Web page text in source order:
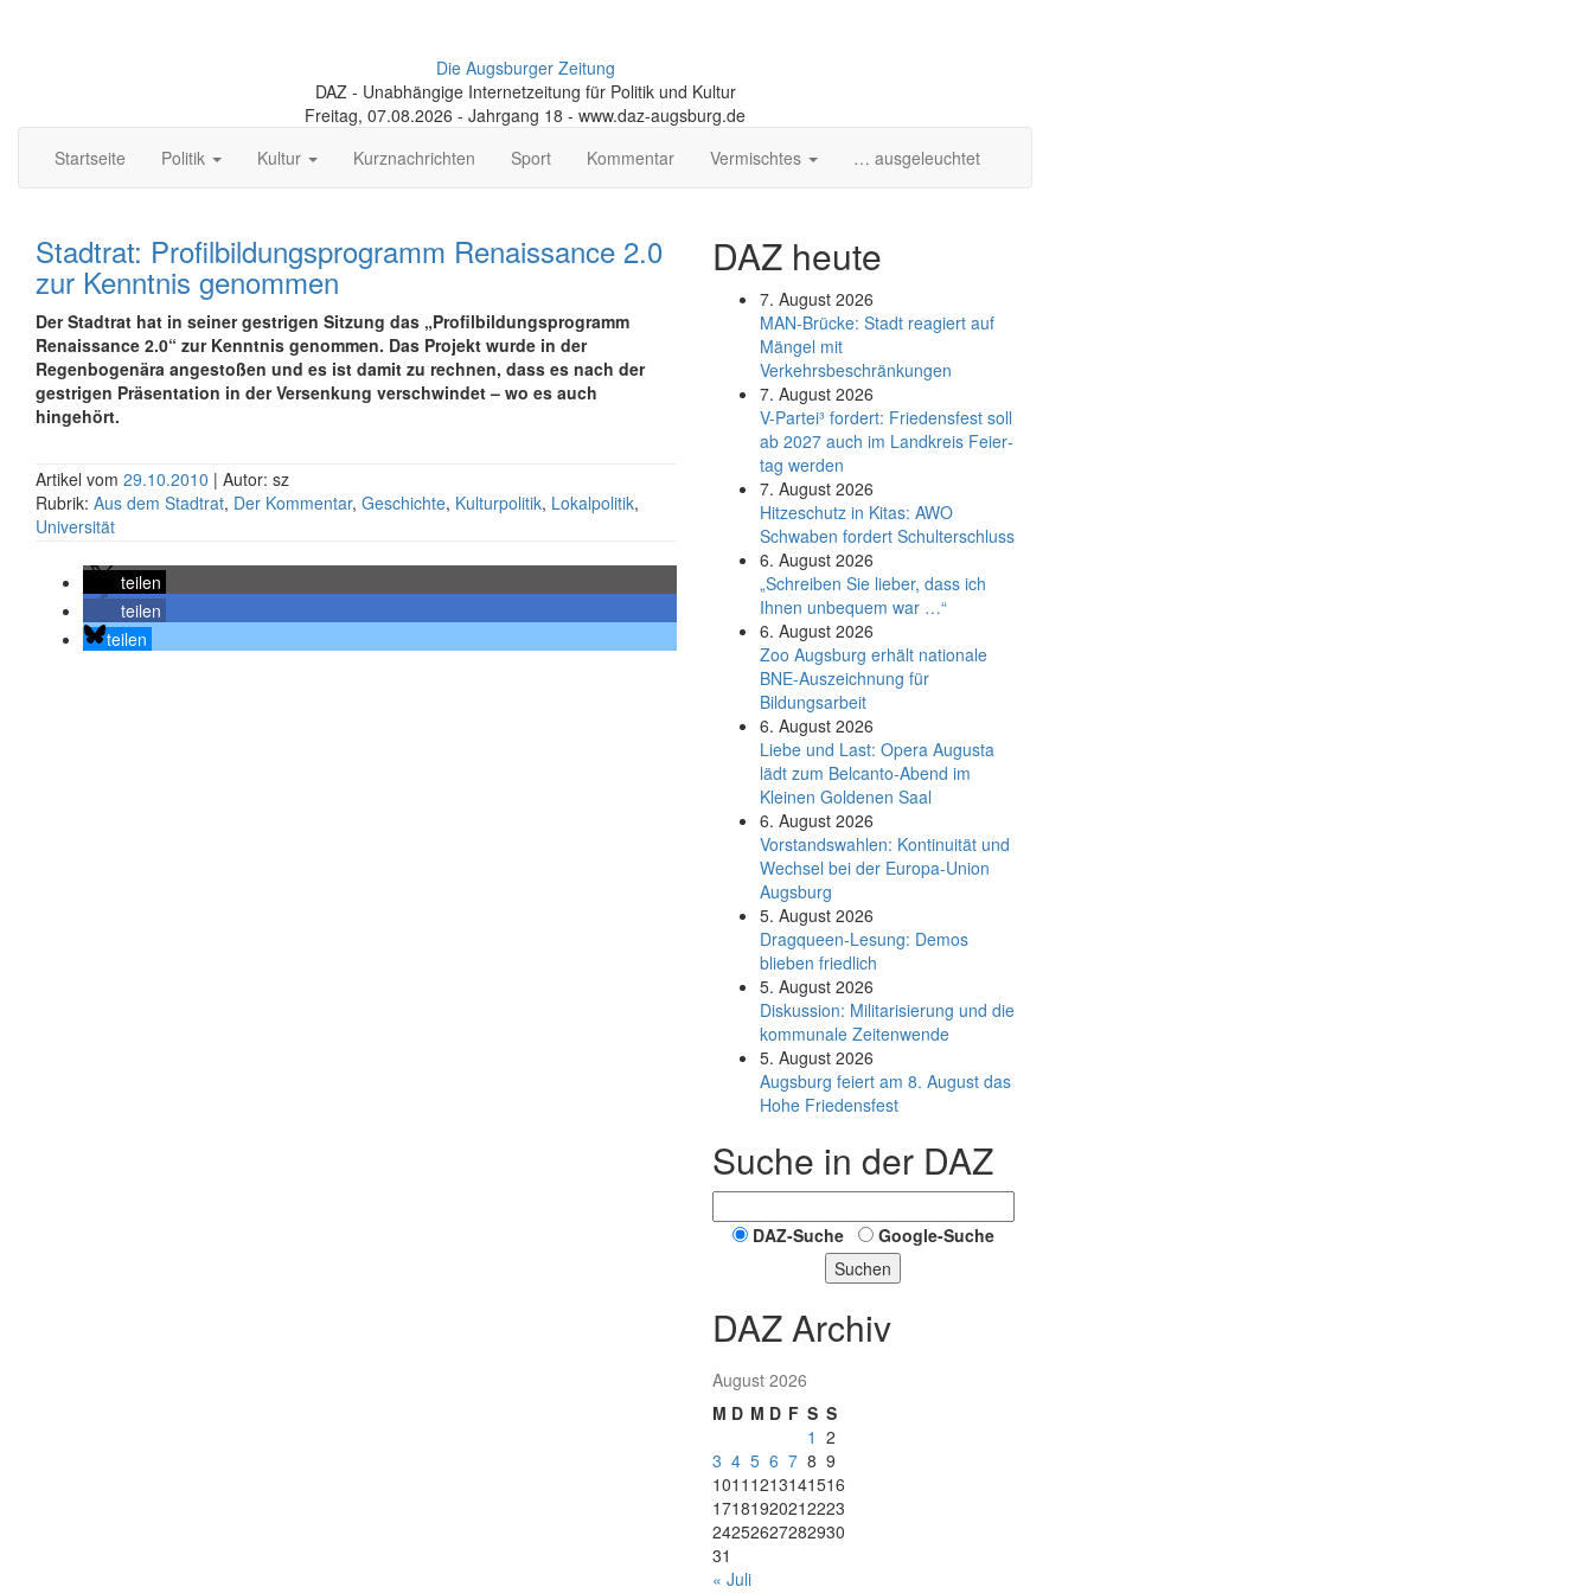
Die Augsburger Zeitung
DAZ - Unabhängige Internetzeitung für Politik und Kultur
Freitag, 07.08.2026 - Jahrgang 18 - www.daz-augsburg.de
Startseite
Politik Kultur Kurznachrichten Sport Kommentar Vermischtes … ausgeleuchtet
Stadtrat: Profilbildungsprogramm Renaissance 2.0
zur Kenntnis genommen
Der Stadtrat hat in seiner gestrigen Sitzung das „Profilbildungsprogramm
Renaissance 2.0“ zur Kenntnis genommen. Das Projekt wurde in der
Regenbogenära angestoßen und es ist damit zu rechnen, dass es nach der
gestrigen Präsentation in der Versenkung verschwindet – wo es auch
hingehört.
Artikel vom 29.10.2010 | Autor: sz
Rubrik: Aus dem Stadtrat, Der Kommentar, Geschichte, Kulturpolitik, Lokalpolitik,
Universität
teilen
teilen
teilen
DAZ heute
7. August 2026
MAN-Brücke: Stadt reagiert auf
Mängel mit
Verkehrsbeschränkungen
7. August 2026
V-Partei­³ fordert: Friedens­fest soll
ab 2027 auch im Land­kreis Feier­
tag werden
7. August 2026
Hitzeschutz in Kitas: AWO
Schwaben fordert Schulterschluss
6. August 2026
„Schreiben Sie lieber, dass ich
Ihnen unbequem war …“
6. August 2026
Zoo Augsburg erhält nationale
BNE-Auszeichnung für
Bildungsarbeit
6. August 2026
Liebe und Last: Opera Augusta
lädt zum Belcanto-Abend im
Kleinen Goldenen Saal
6. August 2026
Vorstandswahlen: Kontinuität und
Wechsel bei der Europa-Union
Augsburg
5. August 2026
Dragqueen-Lesung: Demos
blieben friedlich
5. August 2026
Diskussion: Mi­li­ta­ri­sie­rung und die
kommunale Zeitenwende
5. August 2026
Augsburg feiert am 8. August das
Hohe Friedensfest
Suche in der DAZ
DAZ-Suche
Google-Suche
Suchen
DAZ Archiv
August 2026
M D M D F S S
1 2
3 4 5 6 7 8 9
1011 1213141516
17181920212223
24252627282930
31
« Juli